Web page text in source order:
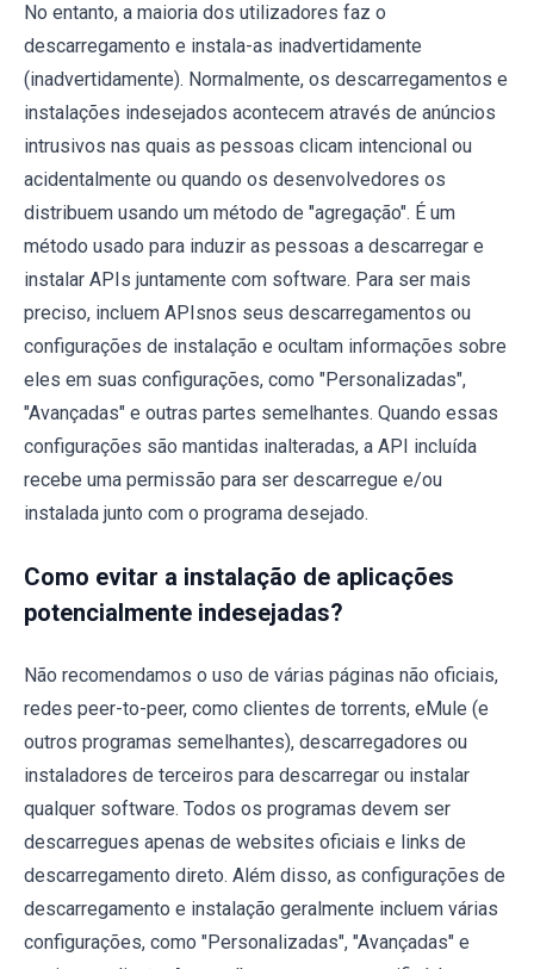
No entanto, a maioria dos utilizadores faz o
descarregamento e instala-as inadvertidamente
(inadvertidamente). Normalmente, os descarregamentos e
instalações indesejados acontecem através de anúncios
intrusivos nas quais as pessoas clicam intencional ou
acidentalmente ou quando os desenvolvedores os
distribuem usando um método de "agregação". É um
método usado para induzir as pessoas a descarregar e
instalar APIs juntamente com software. Para ser mais
preciso, incluem APIsnos seus descarregamentos ou
configurações de instalação e ocultam informações sobre
eles em suas configurações, como "Personalizadas",
"Avançadas" e outras partes semelhantes. Quando essas
configurações são mantidas inalteradas, a API incluída
recebe uma permissão para ser descarregue e/ou
instalada junto com o programa desejado.
Como evitar a instalação de aplicações
potencialmente indesejadas?
Não recomendamos o uso de várias páginas não oficiais,
redes peer-to-peer, como clientes de torrents, eMule (e
outros programas semelhantes), descarregadores ou
instaladores de terceiros para descarregar ou instalar
qualquer software. Todos os programas devem ser
descarregues apenas de websites oficiais e links de
descarregamento direto. Além disso, as configurações de
descarregamento e instalação geralmente incluem várias
configurações, como "Personalizadas", "Avançadas" e